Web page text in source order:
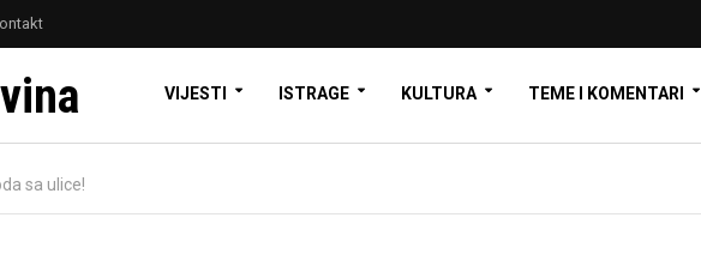
VIJESTI ISTRAGE KULTURA TEME I KOMENTARI
sa ulice!